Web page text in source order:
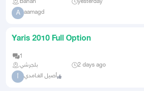
A aamagd
Yaris 2010 Full Option
1
بلجرشي
2 days ago
أ أصيل الغـامدي